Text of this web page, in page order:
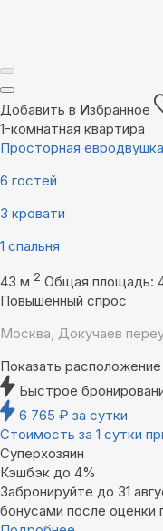
Добавить в Избранное
1-комнатная квартира
Просторная
6 гостей
3 кровати
1 спальня
43 м 2 Общая площадь:
Повышенный спрос
Москва, Докучаев
Показать
Быстрое
6 765 ₽ за сутки
Стоимость за 1 сутки
Суперхозяин
Кэшбэк до 4%
Забронируйте до 31
бонусами после оценки